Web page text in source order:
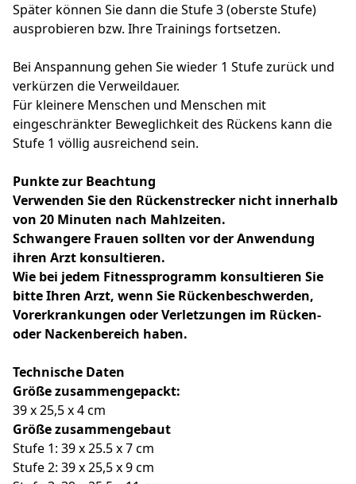
Später können Sie dann die Stufe 3 (oberste Stufe)
ausprobieren bzw. Ihre Trainings fortsetzen.
Bei Anspannung gehen Sie wieder 1 Stufe zurück und
verkürzen die Verweildauer.
Für kleinere Menschen und Menschen mit
eingeschränkter Beweglichkeit des Rückens kann die
Stufe 1 völlig ausreichend sein.
Punkte zur Beachtung
Verwenden Sie den Rückenstrecker nicht innerhalb
von 20 Minuten nach Mahlzeiten.
Schwangere Frauen sollten vor der Anwendung
ihren Arzt konsultieren.
Wie bei jedem Fitnessprogramm konsultieren Sie
bitte Ihren Arzt, wenn Sie Rückenbeschwerden,
Vorerkrankungen oder Verletzungen im Rücken-
oder Nackenbereich haben.
Technische Daten
Größe zusammengepackt:
39 x 25,5 x 4 cm
Größe zusammengebaut
Stufe 1: 39 x 25.5 x 7 cm
Stufe 2: 39 x 25,5 x 9 cm